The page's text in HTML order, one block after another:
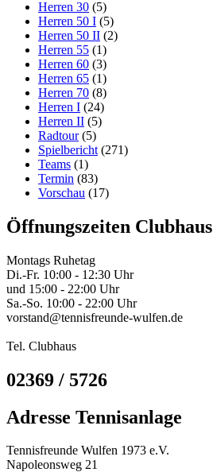
Herren 30 (5)
Herren 50 I (5)
Herren 50 II (2)
Herren 55 (1)
Herren 60 (3)
Herren 65 (1)
Herren 70 (8)
Herren I (24)
Herren II (5)
Radtour(5)
Spielbericht (271)
Teams (1)
Termin (83)
Vorschau (17)
Öffnungszeiten Clubhaus
Montags Ruhetag
Di.-Fr. 10:00 - 12:30 Uhr
und 15:00 - 22:00 Uhr
Sa.-So. 10:00 - 22:00 Uhr
vorstand@tennisfreunde-wulfen.de
Tel. Clubhaus
02369 / 5726
Adresse Tennisanlage
Tennisfreunde Wulfen 1973 e.V.
Napoleonsweg 21